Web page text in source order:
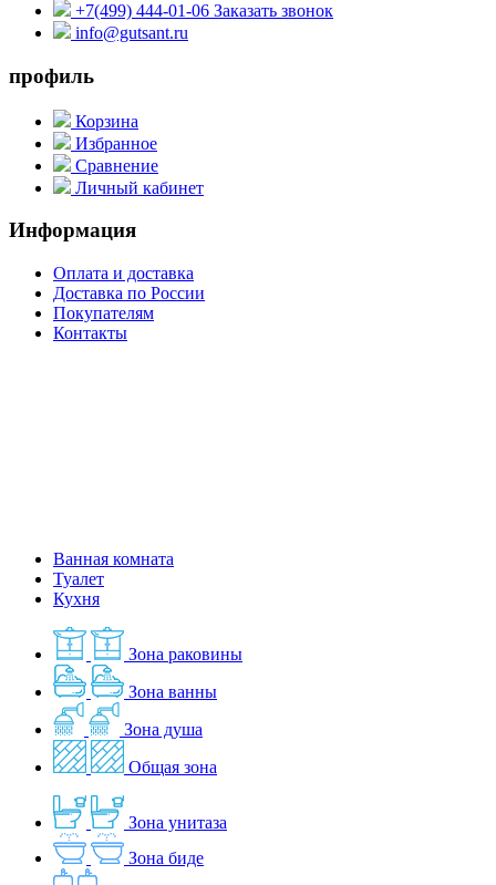
+7(499) 444-01-06 Заказать звонок
info@gutsant.ru
профиль
Корзина
Избранное
Сравнение
Личный кабинет
Информация
Оплата и доставка
Доставка по России
Покупателям
Контакты
Ванная комната
Туалет
Кухня
Зона раковины
Зона ванны
Зона душа
Общая зона
Зона унитаза
Зона биде